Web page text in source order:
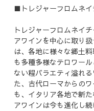
■トレジャーフロムネ
トレジャーフロムネイ
アワインを中心に取り
は、各地に様々な郷土
も多種多様なテロワー
ない程バラエティ溢れ
た、古代ローマからの
も、イタリア各地で新
アワインは今も進化し続